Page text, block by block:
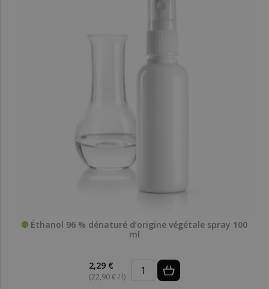
Éthanol 96 % dénaturé d’origine végétale spray 100
ml
2,29 €
(22,90 € / l)